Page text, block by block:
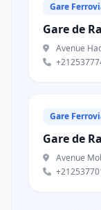
Gare
Gare de
Avenue
Gare
Gare de
Avenue